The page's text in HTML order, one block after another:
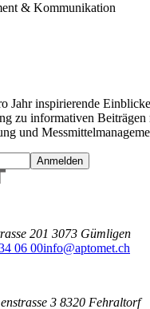
& Kommunikation
Jahr inspirierende
zu informativen Beiträgen
und
Anmelden
201 3073 Gümligen
06 00info@aptomet.ch
3 8320 Fehraltorf